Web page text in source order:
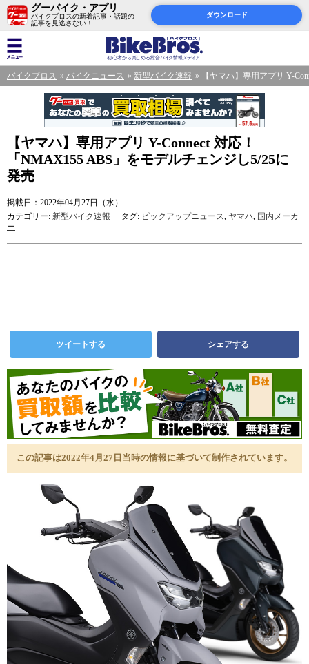
グーバイク・アプリ
バイクブロスの新着記事・話題の
記事を見逃さない！
ダウンロード
バイクブロス バイクニュース 新型バイク速報 【ヤマハ】専用アプリ Y-
【ヤマハ】専用アプリ Y-Connect 対応！
「NMAX155 ABS」をモデルチェンジし5/25に
発売
掲載日：2022年04月27日（水）
カテゴリー: 新型バイク速報 タグ: ピックアップニュース, ヤマハ, 国内メーカ
ー
ツイートする シェアする
この記事は2022年4月27日当時の情報に基づいて制作されています。